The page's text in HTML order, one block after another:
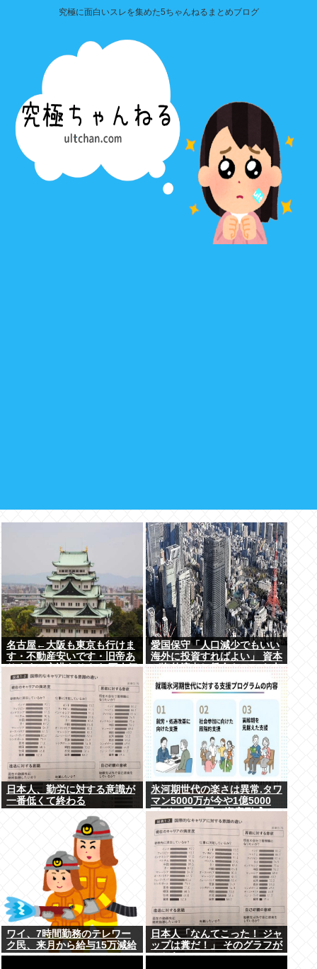
究極に面白いスレを集めた5ちゃんねるまとめブログ
名古屋←大阪も東京も行けま
す・不動産安いです・旧帝あ
ります・空港あります 不人気
な理由
愛国保守「人口減少でもいい
海外に投資すればよい」 資本
が海外流出し賃金もGDPも上
がらず海外が成長
日本人、勤労に対する意識が
一番低くて終わる
氷河期世代の楽さは異常.タワ
マン5000万が今や1億5000
万.ドル円80円で資産形成.マ
ジで楽な世代だったな
ワイ、7時間勤務のテレワー
ク民、来月から給与15万減給
日本人「なんてこった！ ジャ
ップは糞だ！」 そのグラフが
こちら。